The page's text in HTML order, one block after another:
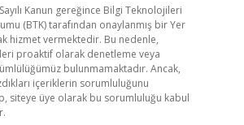
Kanun gereğince Bilgi Teknolojileri
(BTK) tarafından onaylanmış bir Yer
hizmet vermektedir. Bu nedenle,
proaktif olarak denetleme veya
bulunmamaktadır. Ancak,
içeriklerin sorumluluğunu
siteye üye olarak bu sorumluluğu kabul